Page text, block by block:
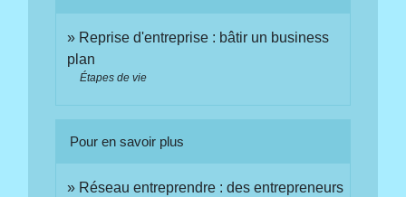
Reprise d'entreprise : bâtir un business
plan
Étapes de vie
Pour en savoir plus
Réseau entreprendre : des entrepreneurs